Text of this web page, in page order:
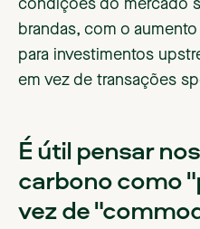
condições do mercado
brandas, com o
para investimentos
em vez de transações
É útil pensar
carbono como
vez de